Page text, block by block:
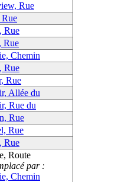
Rue
Rue
Rue
Chemin
Rue
Rue
Allée du
Rue du
Rue
Rue
Rue
Route
par :
Chemin